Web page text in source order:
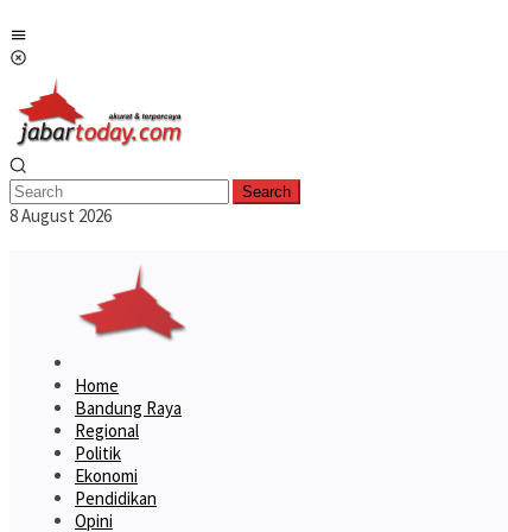
to
content
Search
8 August 2026
Home
Bandung Raya
Regional
Politik
Ekonomi
Pendidikan
Opini